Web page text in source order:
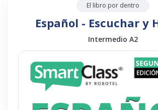
El libro por dentro
Español - Escuchar y
Intermedio A2